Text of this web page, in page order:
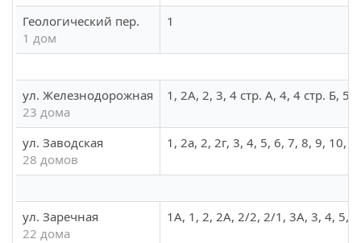
Геологический пер.
1 дом
1
ул. Железнодорожная
23 дома
1, 2А, 2, 3, 4 стр. А, 4, 4 стр. Б,
ул. Заводская
28 домов
1, 2а, 2, 2г, 3, 4, 5, 6, 7, 8, 9, 10,
ул. Заречная
22 дома
1А, 1, 2, 2А, 2/2, 2/1, 3А, 3, 4, 5,